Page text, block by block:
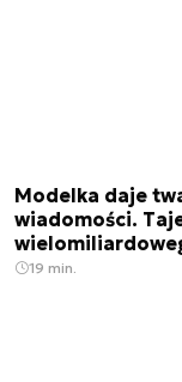
Modelka daje
wiadomości.
19 min.